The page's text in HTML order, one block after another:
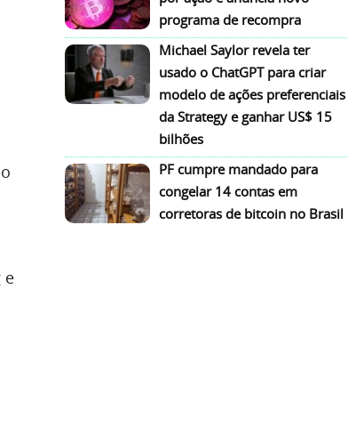
e
programa de recompra
Michael Saylor revela ter
usado o ChatGPT para criar
modelo de ações preferenciais
da Strategy e ganhar US$ 15
bilhões
PF cumpre mandado para
congelar 14 contas em
corretoras de bitcoin no Brasil